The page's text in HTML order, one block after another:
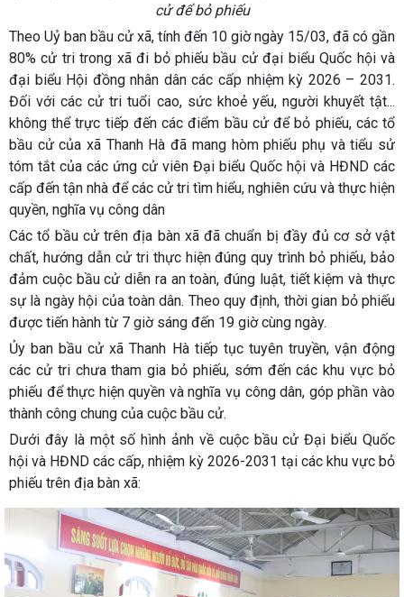
cử để bỏ phiếu
Theo Uỷ ban bầu cử xã, tính đến 10 giờ ngày 15/03, đã có gần
80% cử tri trong xã đi bỏ phiếu bầu cử đại biểu Quốc hội và
đại biểu Hội đồng nhân dân các cấp nhiệm kỳ 2026 – 2031.
Đối với các cử tri tuổi cao, sức khoẻ yếu, người khuyết tật...
không thể trực tiếp đến các điểm bầu cử để bỏ phiếu, các tổ
bầu cử của xã Thanh Hà đã mang hòm phiếu phụ và tiểu sử
tóm tắt của các ứng cử viên Đại biểu Quốc hội và HĐND các
cấp đến tận nhà để các cử tri tìm hiểu, nghiên cứu và thực hiện
quyền, nghĩa vụ công dân
Các tổ bầu cử trên địa bàn xã đã chuẩn bị đầy đủ cơ sở vật
chất, hướng dẫn cử tri thực hiện đúng quy trình bỏ phiếu, bảo
đảm cuộc bầu cử diễn ra an toàn, đúng luật, tiết kiệm và thực
sự là ngày hội của toàn dân. Theo quy định, thời gian bỏ phiếu
được tiến hành từ 7 giờ sáng đến 19 giờ cùng ngày.
Ủy ban bầu cử xã Thanh Hà tiếp tục tuyên truyền, vận động
các cử tri chưa tham gia bỏ phiếu, sớm đến các khu vực bỏ
phiếu để thực hiện quyền và nghĩa vụ công dân, góp phần vào
thành công chung của cuộc bầu cử.
Dưới đây là một số hình ảnh về cuộc bầu cử Đại biểu Quốc
hội và HĐND các cấp, nhiệm kỳ 2026-2031 tại các khu vực bỏ
phiếu trên địa bàn xã: